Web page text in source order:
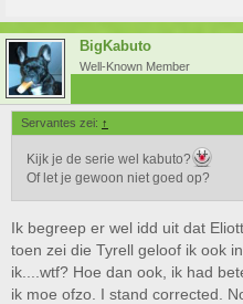
BigKabuto
Well-Known Member
Servantes zei: ↑
Kijk je de serie wel kabuto?
Of let je gewoon niet goed op?
Ik begreep er wel idd uit dat
toen zei die Tyrell geloof ik ook
ik....wtf? Hoe dan ook, ik had
ik moe ofzo. I stand corrected.